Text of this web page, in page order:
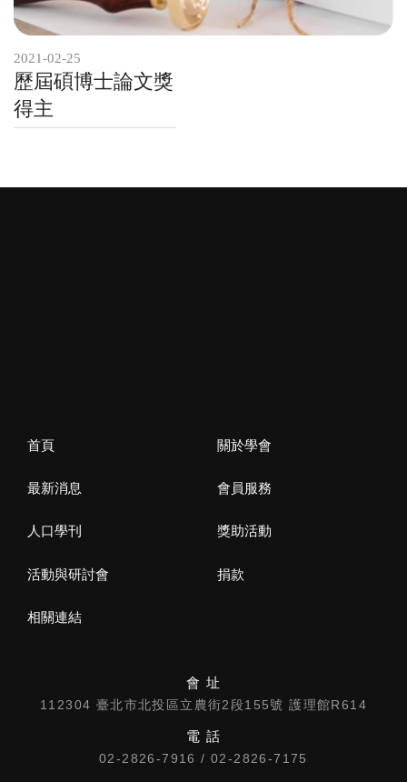
2021-02-25
歷屆碩博士論文獎
得主
首頁 關於學會
最新消息 會員服務
人口學刊 獎助活動
活動與研討會 捐款
相關連結
會 址
112304 臺北市北投區立農街2段155號 護理館R614
電 話
02-2826-7916 / 02-2826-7175